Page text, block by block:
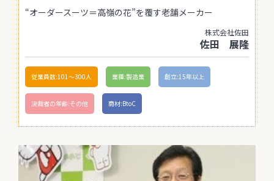
“オーダースーツ＝高嶺の花”を覆す老舗メーカー
株式会社佐田
佐田 展隆
従業員数:101〜300人 業種:製造業 創立:15年以上
決裁者の年齢:その他 商材:BtoC